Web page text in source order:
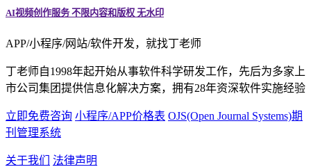
AI视频创作服务 不限内容和版权 无水印
APP/小程序/网站/软件开发，就找丁老师
丁老师自1998年起开始从事软件科学研发工作，先后为多家上
市公司集团提供信息化解决方案，拥有28年资深软件实施经验
立即免费咨询 小程序/APP价格表 OJS(Open Journal Systems)期
刊管理系统
关于我们 法律声明